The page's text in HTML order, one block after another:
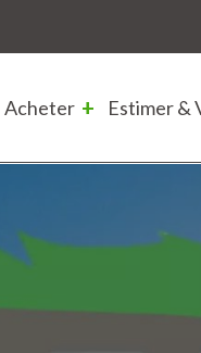
Acheter Estimer &